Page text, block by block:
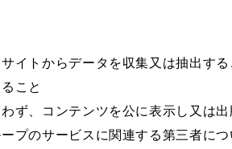
イトからデータを収集又は抽出する
こと
ず、コンテンツを公に表示し又は
プのサービスに関連する第三者につ